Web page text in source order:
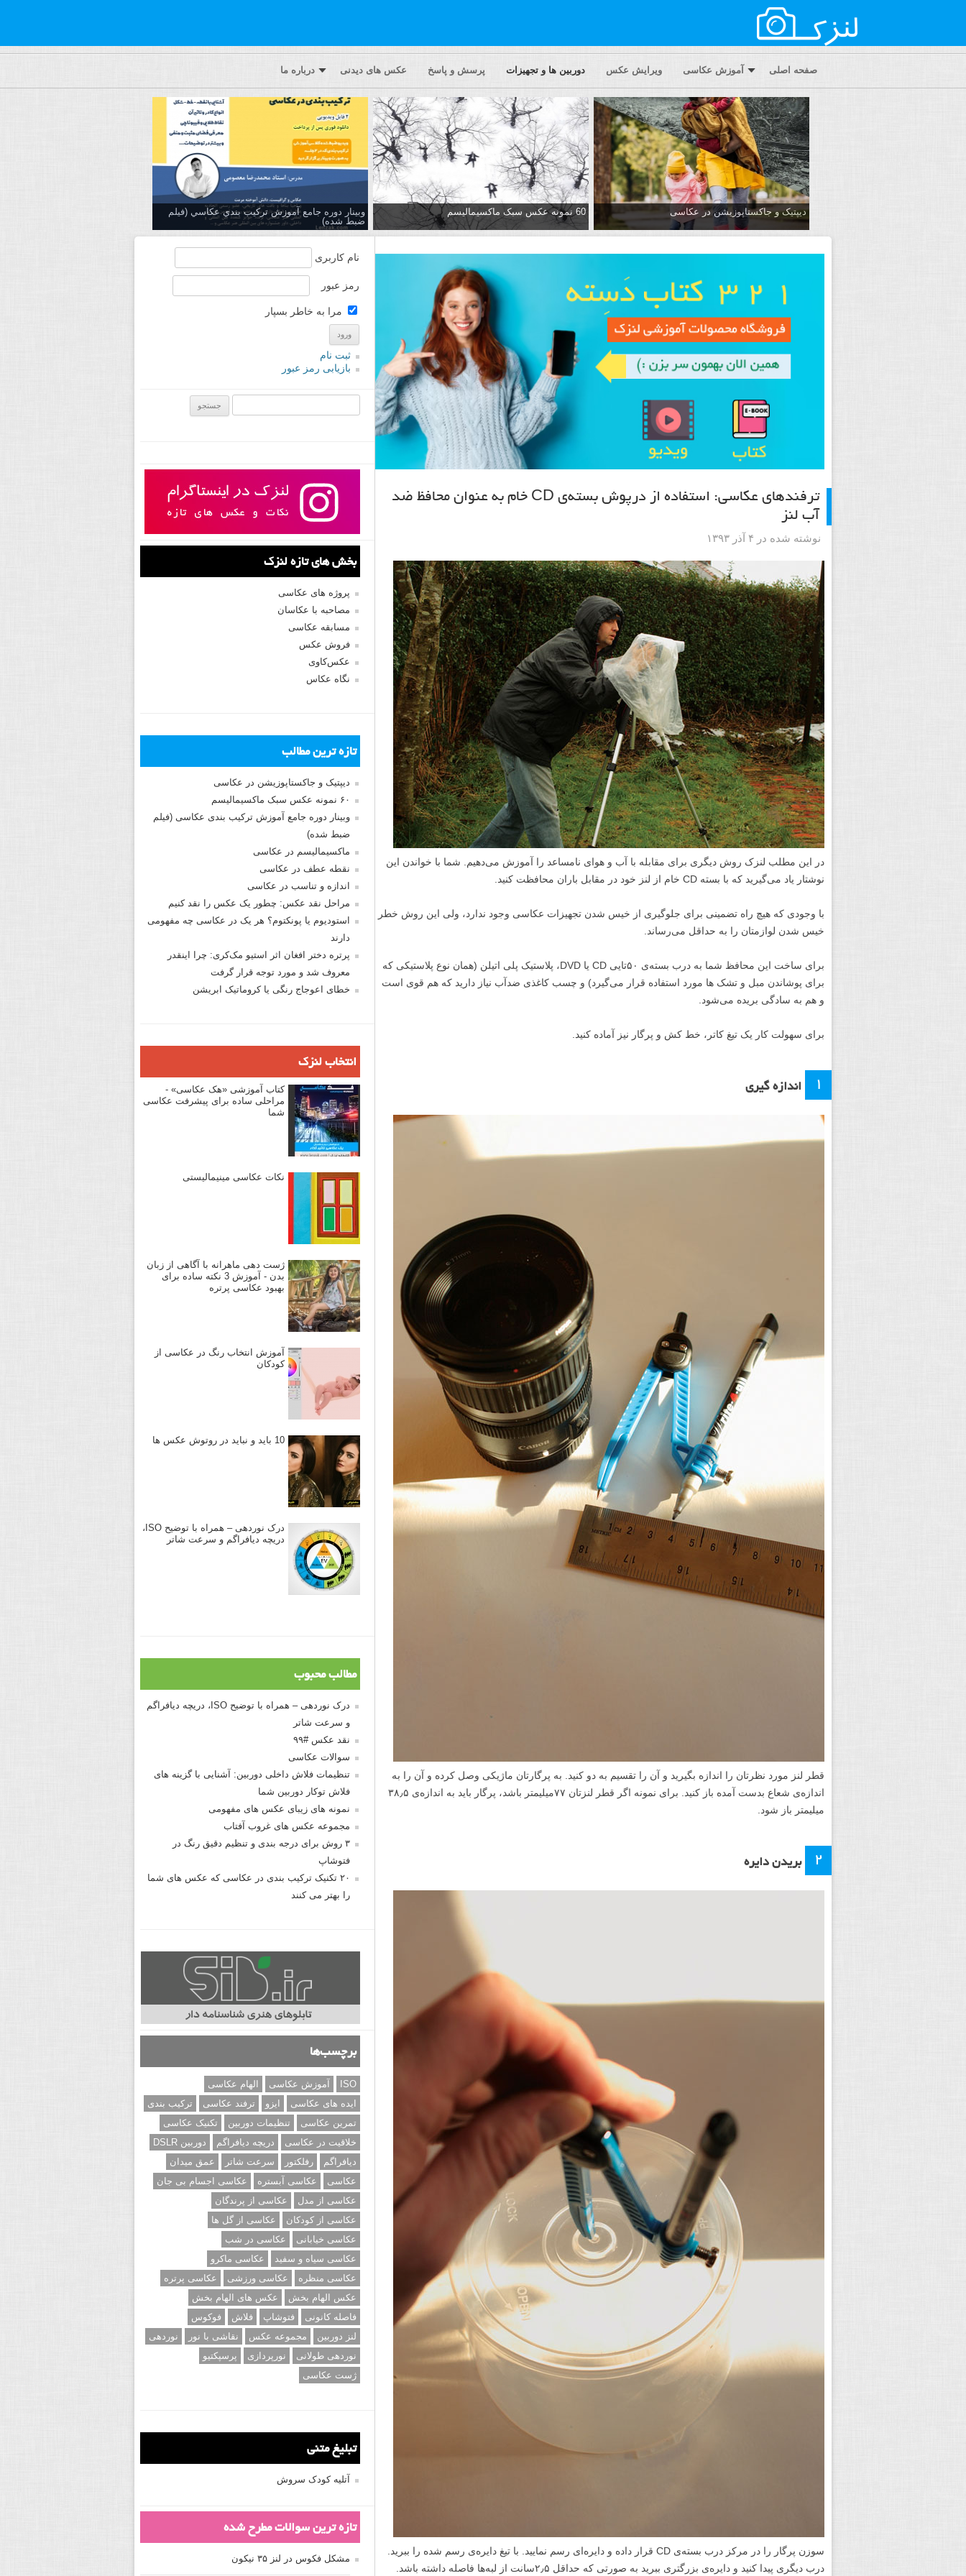
صفحه اصلی آموزش عکاسی ویرایش عکس دوربین ها و تجهیزات پرسش و پاسخ عکس های دیدنی درباره ما
دیپتیک و جاکستا‌پوزیشن در عکاسی 60 نمونه عکس سبک ماکسیمالیسم
وبینار دوره جامع آموزش تركيب بندي عكاسي (فیلم
ضبط شده)
ترفندهای عکاسی: استفاده از درپوش بسته‌ی CD‌ خام به عنوان محافظ ضد
آب لنز
نوشته شده در ۴ آذر ۱۳۹۳
در این مطلب لنزک روش دیگری برای مقابله با آب و هوای نامساعد را آموزش می‌دهیم. شما با خواندن این
نوشتار یاد می‌گیرید که با بسته CD‌ خام از لنز خود در مقابل باران محافظت کنید.
با وجودی که هیچ راه تضمینی برای جلوگیری از خیس شدن تجهیزات عکاسی وجود ندارد، ولی این روش خطر
خیس شدن لوازمتان را به حداقل می‌رساند.
برای ساخت این محافظ شما به درب بسته‌ی ۵۰تایی CD یا DVD، پلاستیک پلی اتیلن (همان نوع پلاستیکی که
برای پوشاندن مبل‌‌ و تشک ها مورد استفاده قرار می‌گیرد) و چسب کاغذی ضدآب نیاز دارید که هم قوی است
و هم به سادگی بریده می‌شود.
برای سهولت کار یک تیغ کاتر، خط کش و پرگار نیز آماده کنید.
۱ اندازه گیری
قطر لنز مورد نظرتان را اندازه بگیرید و آن را تقسیم به دو کنید. به پرگارتان ماژیکی وصل کرده و آن را به
اندازه‌ی شعاع بدست آمده باز کنید. برای نمونه اگر قطر لنزتان ۷۷میلیمتر باشد، پرگار باید به اندازه‌ی ۳۸٫۵
میلیمتر باز شود.
۲ بریدن دایره
سوزن پرگار را در مرکز درب بسته‌ی CD قرار داده و دایره‌ای رسم نمایید. با تیغ دایره‌‌ی رسم شده را ببرید.
درب دیگری پیدا کنید و دایره‌ی بزرگتری ببرید به صورتی که حداقل ۲٫۵سانت از لبه‌ها فاصله داشته باشد.
نام کاربری
رمز عبور
مرا به خاطر بسپار
ثبت نام
بازیابی رمز عبور
بخش های تازه لنزک
پروژه های عکاسی
مصاحبه با عکاسان
مسابقه عکاسی
فروش عکس
عکس‌کاوی
نگاه عکاس
تازه ترین مطالب
دیپتیک و جاکستا‌پوزیشن در عکاسی
۶۰ نمونه عکس سبک ماکسیمالیسم
وبینار دوره جامع آموزش ترکیب بندی عکاسی (فیلم
ضبط شده)
ماکسیمالیسم در عکاسی
نقطه عطف در عکاسی
اندازه و تناسب در عکاسی
مراحل نقد عکس: چطور یک عکس را نقد کنیم
استودیوم یا پونکتوم؟ هر یک در عکاسی چه مفهومی
دارند
پرتره دختر افغان اثر استیو مک‌کری: چرا اینقدر
معروف شد و مورد توجه قرار گرفت
خطای اعوجاج رنگی یا کروماتیک ابریشن
انتخاب لنزک
کتاب آموزشی «هک عکاسی» -
مراحلی ساده برای پیشرفت عکاسی
شما
نکات عکاسی مینیمالیستی
ژست دهی ماهرانه با آگاهی از زبان
بدن - آموزش 3 نکته ساده برای
بهبود عکاسی پرتره
آموزش انتخاب رنگ در عکاسی از
کودکان
10 باید و نباید در روتوش عکس ها
درک نوردهی – همراه با توضیح ISO،
دریچه دیافراگم و سرعت شاتر
مطالب محبوب
درک نوردهی – همراه با توضیح ISO، دریچه دیافراگم
و سرعت شاتر
نقد عکس #۹۹
سوالات عکاسی
تنظیمات فلاش داخلی دوربین: آشنایی با گزینه های
فلاش توکار دوربین شما
نمونه های زیبای عکس های مفهومی
مجموعه عکس های غروب آفتاب
۳ روش برای درجه بندی و تنظیم دقیق رنگ در
فتوشاپ
۲۰ تکنیک ترکیب بندی در عکاسی که عکس های شما
را بهتر می کنند
برچسب‌ها
ISO آموزش عکاسی
الهام عکاسی
ایده های عکاسی
ایزو ترفند عکاسی
ترکیب بندی
تمرین عکاسی
تنظیمات دوربین
تکنیک عکاسی
خلاقیت در عکاسی
دریچه دیافراگم
دوربین DSLR
دیافراگم
رفلکتور سرعت شاتر
عمق میدان
عکاسی
عکاسی آبستره
عکاسی اجسام بی جان
عکاسی از مدل
عکاسی از پرندگان
عکاسی از کودکان
عکاسی از گل ها
عکاسی خیابانی
عکاسی در شب
عکاسی سیاه و سفید
عکاسی ماکرو
عکاسی منظره
عکاسی ورزشی
عکاسی پرتره
عکس الهام بخش
عکس های الهام بخش
فاصله کانونی
فتوشاپ فلاش
فوکوس
لنز دوربین
مجموعه عکس نقاشی با نور
نوردهی
نوردهی طولانی
نورپردازی
پرسپکتیو
ژست عکاسی
تبلیغ متنی
آتلیه کودک سروش
تازه ترین سوالات مطرح شده
مشکل فکوس در لنز ۳۵ نیکون